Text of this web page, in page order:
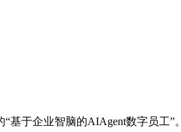
基于企业智脑的AIAgent数字员工”。